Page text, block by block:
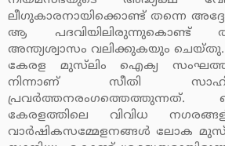
ലീഗുകാരനായിക്കൊണ്ട് തന്നെ
ആ പദവിയിലിരുന്നുകൊണ്ട്
അന്ത്യശ്വാസം വലിക്കുകയും ചെയ്തു.
കേരള മുസ്‌ലിം ഐക്യ
നിന്നാണ് സീതി
കേരളത്തിലെ വിവിധ
വാര്‍ഷികസമ്മേളനങ്ങള്‍ ലോക